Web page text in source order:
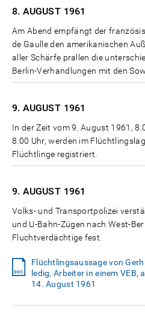
8. AUGUST 1961
Am Abend empfängt der
de Gaulle den amerikanischen
aller Schärfe prallen die
Berlin-Verhandlungen mit den
9. AUGUST 1961
In der Zeit vom 9. August 1961,
8.00 Uhr, werden im
Flüchtlinge registriert.
9. AUGUST 1961
Volks- und Transportpolizei
und U-Bahn-Zügen nach West-
Fluchtverdächtige fest.
Flüchtlingsaussage von
ledig, Arbeiter in einem VEB,
14. August 1961